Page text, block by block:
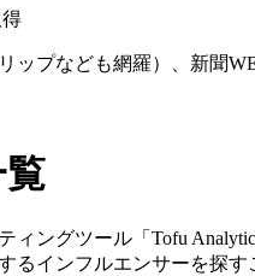
ップなども網羅）、新聞
ィングツール「Tofu
インフルエンサーを探す